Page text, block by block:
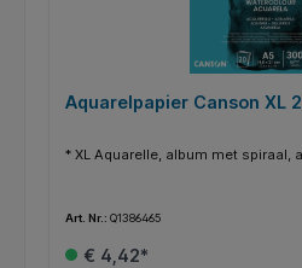
Aquarelpapier Canson XL
* XL Aquarelle, album met spiraal,
Art. Nr.: Q1386465
€ 4,42*